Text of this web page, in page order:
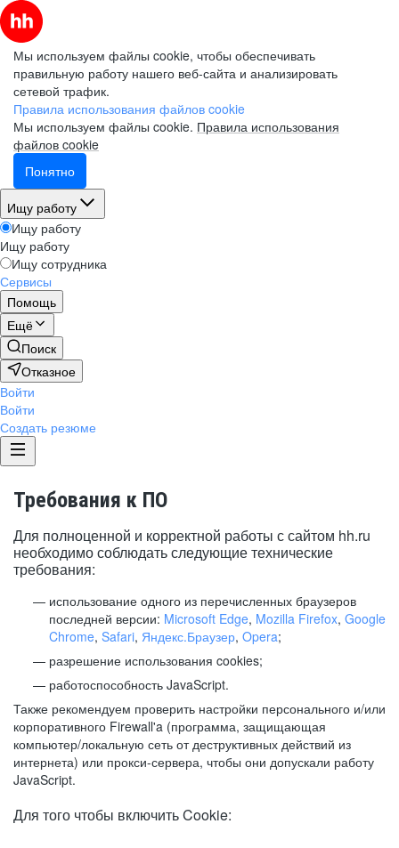
Мы используем файлы cookie, чтобы обеспечивать
правильную работу нашего веб-сайта и анализировать
сетевой трафик.
Правила использования файлов cookie
Мы используем файлы cookie. Правила использования
файлов cookie
Понятно
Ищу работу
Ищу работу
Ищу работу
Ищу сотрудника
Сервисы
Помощь
Ещё
Поиск
Отказное
Войти
Войти
Создать резюме
Требования к ПО
Для полноценной и корректной работы с сайтом hh.ru
необходимо соблюдать следующие технические
требования:
использование одного из перечисленных браузеров
последней версии: Microsoft Edge, Mozilla Firefox, Google
Chrome, Safari, Яндекс.Браузер, Opera;
разрешение использования cookies;
работоспособность JavaScript.
Также рекомендуем проверить настройки персонального и/или
корпоративного Firewall'a (программа, защищающая
компьютер/локальную сеть от деструктивных действий из
интернета) или прокси-сервера, чтобы они допускали работу
JavaScript.
Для того чтобы включить Cookie: